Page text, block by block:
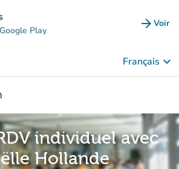
Play arrow_forward Voir
Français keyboard_arrow_down
individuel avec
Hollande